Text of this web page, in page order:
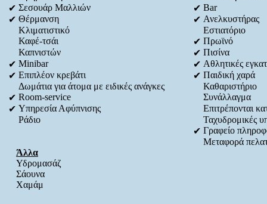
✔ Σεσουάρ Μαλλιών ✔ Bar
✔ Θέρμανση ✔ Ανελκυστήρας
Κλιματιστικό
Εστιατόριο
Καφέ-τσάι
✔ Πρωϊνό
Καπνιστών
✔ Πισίνα
✔ Minibar ✔ Αθλητικές
✔ Επιπλέον κρεβάτι ✔ Παιδική χαρά
Δωμάτια για άτομα με ειδικές ανάγκες
Καθαριστήριο
✔ Room-service
Συνάλλαγμα
✔ Υπηρεσία Αφύπνισης
Επιτρέπονται
Ράδιο
Ταχυδρομικές
✔ Γραφείο
Μεταφορά
Άλλα
Υδρομασάζ
Σάουνα
Χαμάμ